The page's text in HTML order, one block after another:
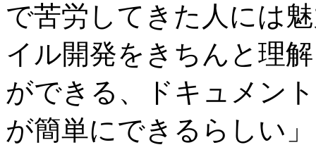
で苦労してきた人には
イル開発をきちんと理
ができる、ドキュメン
が簡単にできるらしい